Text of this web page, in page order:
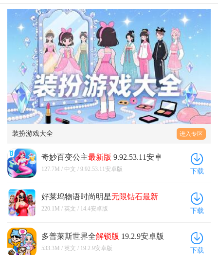
装扮游戏大全 进入专区
奇妙百变公主最新版 9.92.53.11安卓
版
127.7M / 中文 / 9.92.53.11安卓版 下载
好莱坞物语时尚明星无限钻石最新
版(Hollywood Story) 14.4安卓版
220.1M / 英文 / 14.4安卓版 下载
多普莱斯世界全解锁版 19.2.9安卓版
533.3M / 英文 / 19.2.9安卓版 下载